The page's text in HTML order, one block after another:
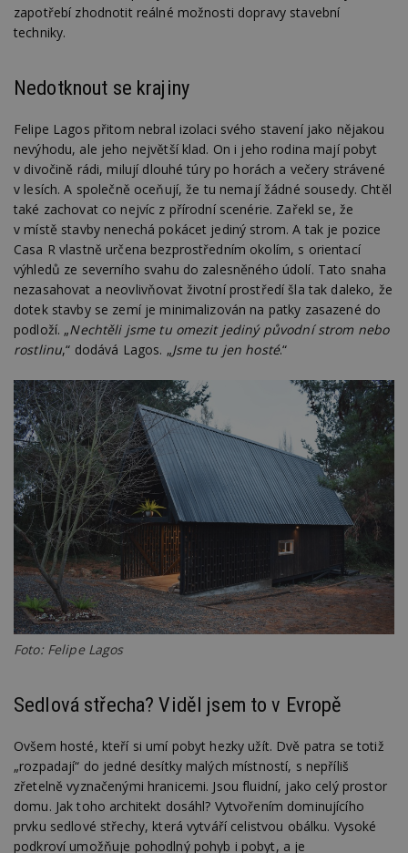
zapotřebí zhodnotit reálné možnosti dopravy stavební
techniky.
Nedotknout se krajiny
Felipe Lagos přitom nebral izolaci svého stavení jako nějakou
nevýhodu, ale jeho největší klad. On i jeho rodina mají pobyt
v divočině rádi, milují dlouhé túry po horách a večery strávené
v lesích. A společně oceňují, že tu nemají žádné sousedy. Chtěl
také zachovat co nejvíc z přírodní scenérie. Zařekl se, že
v místě stavby nenechá pokácet jediný strom. A tak je pozice
Casa R vlastně určena bezprostředním okolím, s orientací
výhledů ze severního svahu do zalesněného údolí. Tato snaha
nezasahovat a neovlivňovat životní prostředí šla tak daleko, že
dotek stavby se zemí je minimalizován na patky zasazené do
podloží. „Nechtěli jsme tu omezit jediný původní strom nebo
rostlinu,“ dodává Lagos. „Jsme tu jen hosté.“
Foto: Felipe Lagos
Sedlová střecha? Viděl jsem to v Evropě
Ovšem hosté, kteří si umí pobyt hezky užít. Dvě patra se totiž
„rozpadají“ do jedné desítky malých místností, s nepříliš
zřetelně vyznačenými hranicemi. Jsou fluidní, jako celý prostor
domu. Jak toho architekt dosáhl? Vytvořením dominujícího
prvku sedlové střechy, která vytváří celistvou obálku. Vysoké
podkroví umožňuje pohodlný pohyb i pobyt, a je